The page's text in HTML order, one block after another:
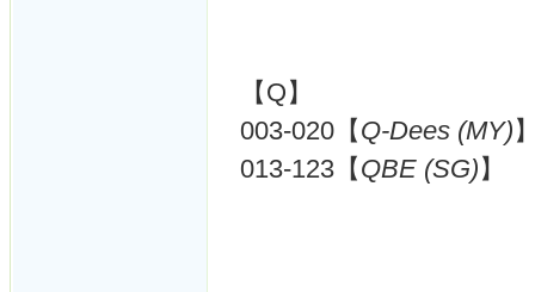
【Q】
003-020【Q-Dees (MY)
013-123【QBE (SG)】